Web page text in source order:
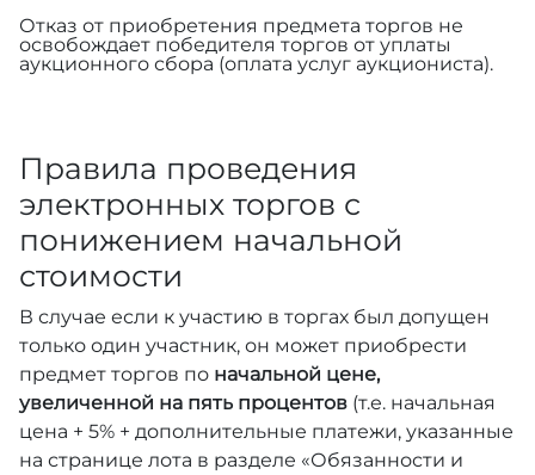
Отказ от приобретения предмета торгов не
освобождает победителя торгов от уплаты
аукционного сбора (оплата услуг аукциониста).
Правила проведения
электронных торгов с
понижением начальной
стоимости
В случае если к участию в торгах был допущен
только один участник, он может приобрести
предмет торгов по начальной цене,
увеличенной на пять процентов (т.е. начальная
цена + 5% + дополнительные платежи, указанные
на странице лота в разделе «Обязанности и